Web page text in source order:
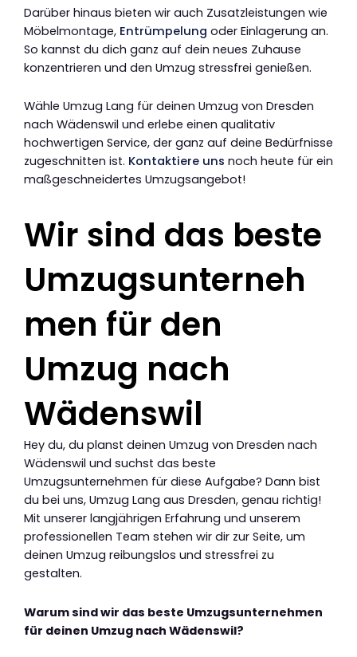
Darüber hinaus bieten wir auch Zusatzleistungen wie
Möbelmontage, Entrümpelung oder Einlagerung an.
So kannst du dich ganz auf dein neues Zuhause
konzentrieren und den Umzug stressfrei genießen.
Wähle Umzug Lang für deinen Umzug von Dresden
nach Wädenswil und erlebe einen qualitativ
hochwertigen Service, der ganz auf deine Bedürfnisse
zugeschnitten ist. Kontaktiere uns noch heute für ein
maßgeschneidertes Umzugsangebot!
Wir sind das beste
Umzugsunterneh
men für den
Umzug nach
Wädenswil
Hey du, du planst deinen Umzug von Dresden nach
Wädenswil und suchst das beste
Umzugsunternehmen für diese Aufgabe? Dann bist
du bei uns, Umzug Lang aus Dresden, genau richtig!
Mit unserer langjährigen Erfahrung und unserem
professionellen Team stehen wir dir zur Seite, um
deinen Umzug reibungslos und stressfrei zu
gestalten.
Warum sind wir das beste Umzugsunternehmen
für deinen Umzug nach Wädenswil?